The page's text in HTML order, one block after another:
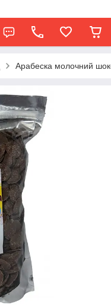
Арабеска молочний